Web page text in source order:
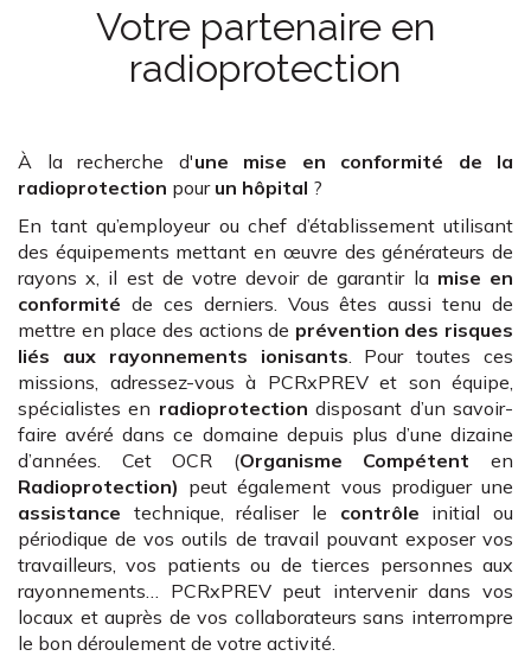
Votre partenaire en
radioprotection
À la recherche d'une mise en conformité de la
radioprotection pour un hôpital ?
En tant qu’employeur ou chef d’établissement utilisant
des équipements mettant en œuvre des générateurs de
rayons x, il est de votre devoir de garantir la mise en
conformité de ces derniers. Vous êtes aussi tenu de
mettre en place des actions de prévention des risques
liés aux rayonnements ionisants . Pour toutes ces
missions, adressez-vous à PCRxPREV et son équipe,
spécialistes en radioprotection disposant d’un savoir-
faire avéré dans ce domaine depuis plus d’une dizaine
d’années. Cet OCR (Organisme Compétent en
Radioprotection) peut également vous prodiguer une
assistance technique, réaliser le contrôle initial ou
périodique de vos outils de travail pouvant exposer vos
travailleurs, vos patients ou de tierces personnes aux
rayonnements… PCRxPREV peut intervenir dans vos
locaux et auprès de vos collaborateurs sans interrompre
le bon déroulement de votre activité.